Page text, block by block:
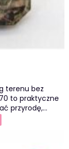
terenu bez
to praktyczne
przyrodę,…